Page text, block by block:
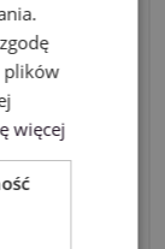
plików
więcej